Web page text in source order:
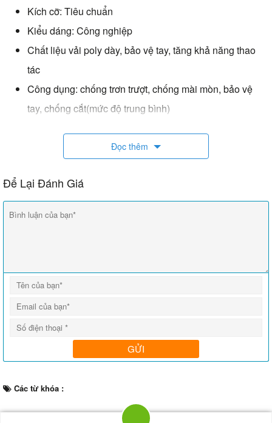
Kích cỡ: Tiêu chuẩn
Kiểu dáng: Công nghiệp
Chất liệu vải poly dày, bảo vệ tay, tăng khả năng thao
tác
Công dụng: chống trơn trượt, chống mài mòn, bảo vệ
tay, chống cắt(mức độ trung bình)
Đọc thêm
Để Lại Đánh Giá
Các từ khóa :